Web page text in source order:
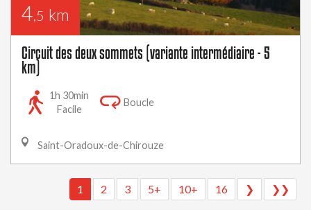
4 ,5 km
Circuit des deux sommets (variante intermédiaire - 5
km)
1h 30min
Facile
Boucle
Saint-Oradoux-de-Chirouze
1 2 3 5+ 10+ 16 ❯ ❯❯